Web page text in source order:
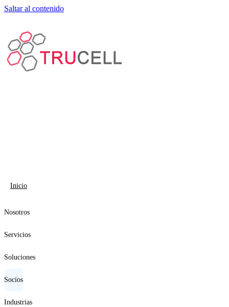
Saltar al contenido
Inicio
Nosotros
Servicios
Soluciones
Socios
Industrias